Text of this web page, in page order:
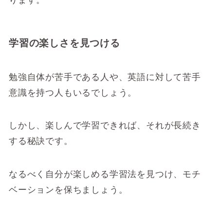
学習の楽しさを見つける
勉強自体が苦手である人や、英語に対して苦手
意識を持つ人もいるでしょう。
しかし、楽しんで学習できれば、それが長続き
する秘訣です。
なるべく自分が楽しめる学習法を見つけ、モチ
ベーションを保ちましょう。